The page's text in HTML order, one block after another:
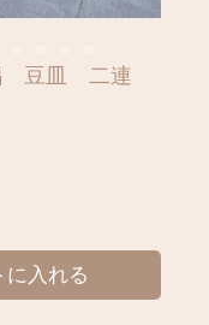
豆皿 二連
に入れる